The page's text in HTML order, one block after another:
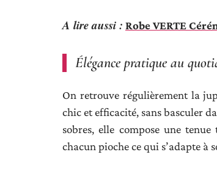
A lire aussi : Robe VERTE
Élégance pratique au
On retrouve régulièrement la
chic et efficacité, sans basculer
sobres, elle compose une
chacun pioche ce qui s’adapte à